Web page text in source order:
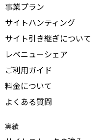
事業プラン
サイトハンティング
サイト引き継ぎについて
レベニューシェア
ご利用ガイド
料金について
よくある質問
実績